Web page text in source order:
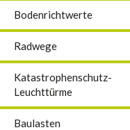
Bodenrichtwerte
Radwege
Katastrophenschutz-
Leuchttürme
Baulasten